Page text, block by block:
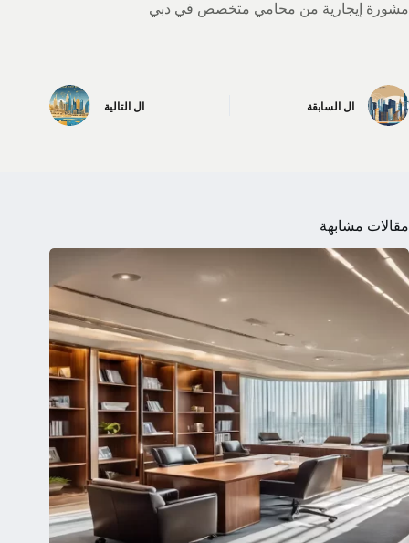
مشورة إيجارية من محامي متخصص في دبي
ال السابقة ال التالية
مقالات مشابهة